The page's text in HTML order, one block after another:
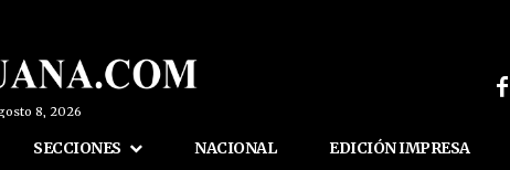
8, 2026
SECCIONES NACIONAL EDICIÓN IMPRESA